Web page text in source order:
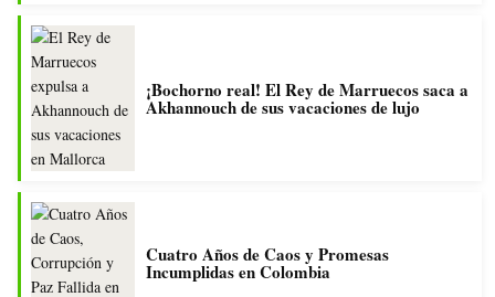
¡Bochorno real! El Rey de Marruecos saca a
Akhannouch de sus vacaciones de lujo
Cuatro Años de Caos y Promesas
Incumplidas en Colombia